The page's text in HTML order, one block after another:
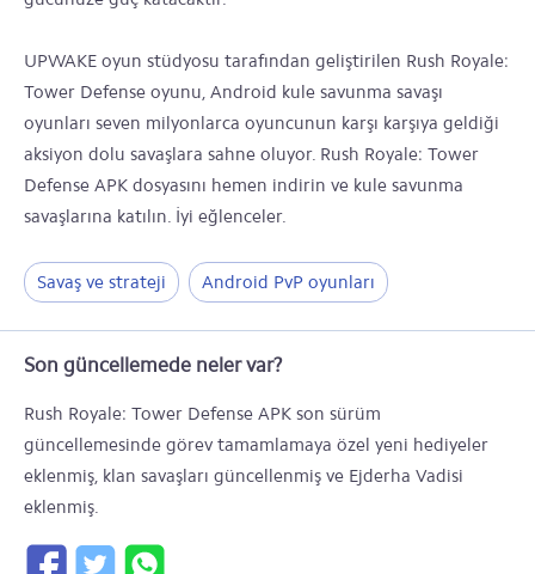
UPWAKE oyun stüdyosu tarafından geliştirilen Rush Royale:
Tower Defense oyunu, Android kule savunma savaşı
oyunları seven milyonlarca oyuncunun karşı karşıya geldiği
aksiyon dolu savaşlara sahne oluyor. Rush Royale: Tower
Defense APK dosyasını hemen indirin ve kule savunma
savaşlarına katılın. İyi eğlenceler.
Savaş ve strateji Android PvP oyunları
Son güncellemede neler var?
Rush Royale: Tower Defense APK son sürüm
güncellemesinde görev tamamlamaya özel yeni hediyeler
eklenmiş, klan savaşları güncellenmiş ve Ejderha Vadisi
eklenmiş.